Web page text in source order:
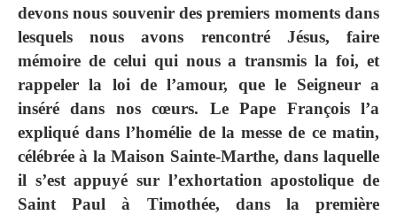
devons nous souvenir des premiers moments dans
lesquels nous avons rencontré Jésus, faire
mémoire de celui qui nous a transmis la foi, et
rappeler la loi de l’amour, que le Seigneur a
inséré dans nos cœurs. Le Pape François l’a
expliqué dans l’homélie de la messe de ce matin,
célébrée à la Maison Sainte-Marthe, dans laquelle
il s’est appuyé sur l’exhortation apostolique de
Saint Paul à Timothée, dans la première